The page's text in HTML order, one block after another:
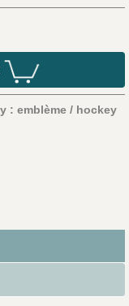
: emblème / hockey